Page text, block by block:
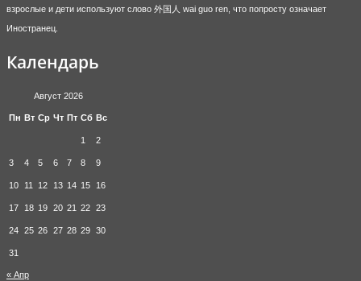
взрослые и дети используют слово 外国人 wai guo ren, что попросту означает
Иностранец.
Календарь
Август 2026
Пн Вт Ср Чт Пт Сб Вс
1 2
3 4 5 6 7 8 9
10 11 12 13 14 15 16
17 18 19 20 21 22 23
24 25 26 27 28 29 30
31
« Апр